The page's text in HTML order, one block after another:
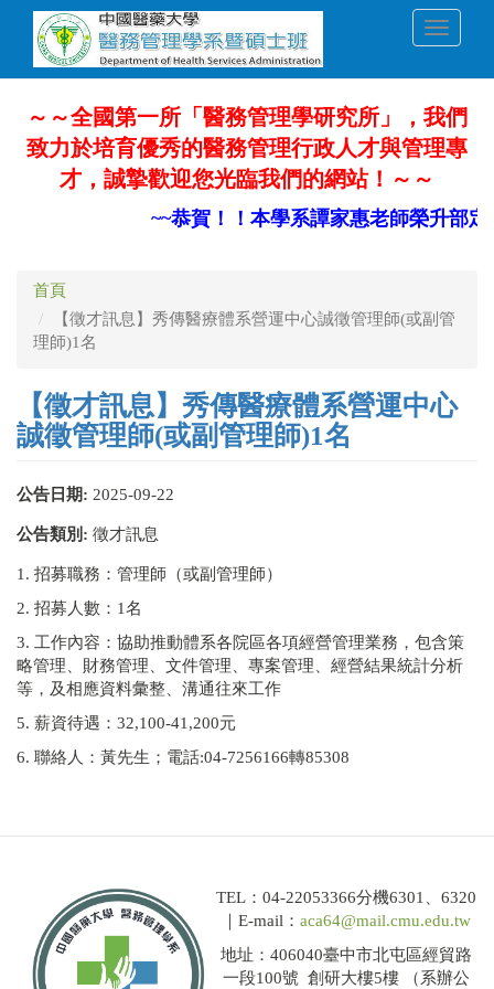
內
Toggle
～～全國第一所「醫務管理學研究所」，我們
致力於培育優秀的醫務管理行政人才與管理專
才，誠摯歡迎您光臨我們的網站！～～
~~恭賀！！本學系譚家惠老師榮升部定
首頁
【徵才訊息】秀傳醫療體系營運中心誠徵管理師(或副管
理師)1名
【徵才訊息】秀傳醫療體系營運中心
誠徵管理師(或副管理師)1名
公告日期: 2025-09-22
公告類別: 徵才訊息
1. 招募職務：管理師（或副管理師）
2. 招募人數：1名
3. 工作內容：協助推動體系各院區各項經營管理業務，包含策
略管理、財務管理、文件管理、專案管理、經營結果統計分析
等，及相應資料彙整、溝通往來工作
5. 薪資待遇：32,100-41,200元
6. 聯絡人：黃先生；電話:04-7256166轉85308
TEL：04-22053366分機6301、6320
｜E-mail： aca64@mail.cmu.edu.tw
地址：406040臺中市北屯區經貿路
一段100號 創研大樓5樓 （系辦公